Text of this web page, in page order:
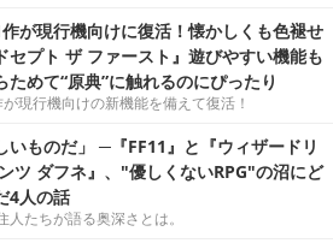
が現行機向けに復活！懐かしくも色褪せ
セプト ザ ファースト』遊びやすい機能も
ためて“原典”に触れるのにぴったり
現行機向けの新機能を備えて復活！
いものだ」 ─『FF11』と『ウィザードリ
ツ ダフネ』、"優しくないRPG"の沼にど
4人の話
人たちが語る奥深さとは。